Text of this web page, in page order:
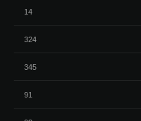
14
324
345
91